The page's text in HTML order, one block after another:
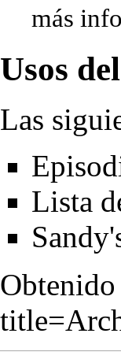
más
Usos
Las
Lista
Obtenido